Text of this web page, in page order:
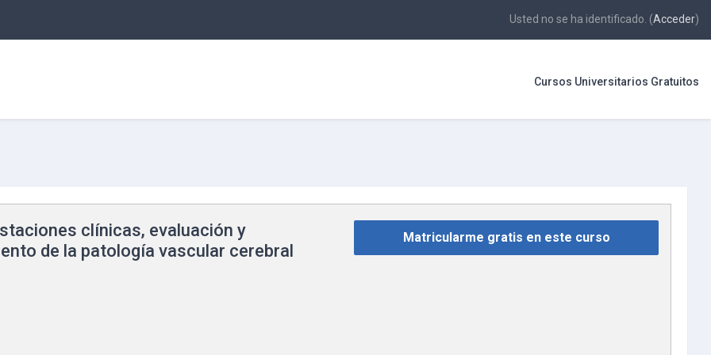
Usted no se ha identificado. (Acceder)
Cursos Universitarios Gratuitos
clínicas, evaluación y
de la patología vascular cerebral
Matricularme gratis en este curso